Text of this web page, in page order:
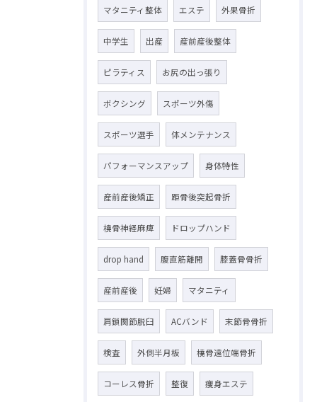
マタニティ整体 エステ 外果骨折
中学生 出産 産前産後整体
ピラティス お尻の出っ張り
ボクシング スポーツ外傷
スポーツ選手 体メンテナンス
パフォーマンスアップ 身体特性
産前産後矯正 距骨後突起骨折
橈骨神経麻痺 ドロップハンド
drop hand 腹直筋離開 膝蓋骨骨折
産前産後 妊婦 マタニティ
肩鎖関節脱臼 ACバンド 末節骨骨折
検査 外側半月板 橈骨遠位端骨折
コーレス骨折 整復 痩身エステ